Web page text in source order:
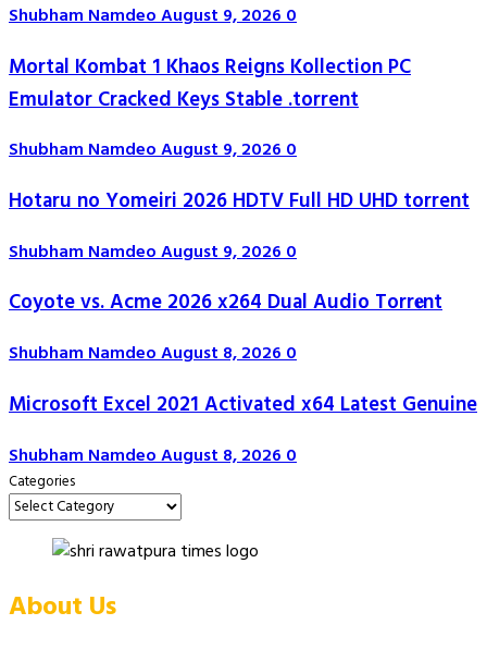
Shubham NamdeoAugust 9, 20260
Mortal Kombat 1 Khaos Reigns Kollection PC
Emulator Cracked Keys Stable .torrent
Shubham NamdeoAugust 9, 20260
Hotaru no Yomeiri 2026 HDTV Full HD UHD torrent
Shubham NamdeoAugust 9, 20260
Coyote vs. Acme 2026 x264 Dual Audio Torr𝐞nt
Shubham NamdeoAugust 8, 20260
Microsoft Excel 2021 Activated x64 Latest Genuine
Shubham NamdeoAugust 8, 20260
Categories
About Us